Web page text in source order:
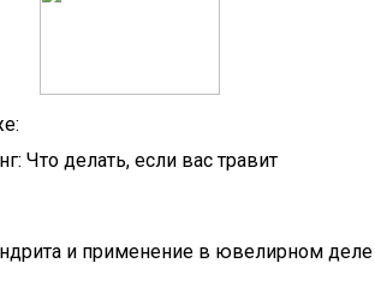
Что делать, если вас травит
и применение в ювелирном деле